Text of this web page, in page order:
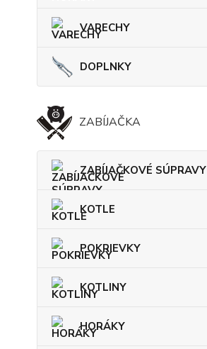
VARECHY
DOPLNKY
ZABÍJAČKA
ZABÍJAČKOVÉ SÚPRAVY
KOTLE
POKRIEVKY
KOTLINY
HORÁKY